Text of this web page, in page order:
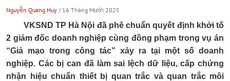
Nguyễn Quang Huy / 16 Tháng Mười 2025
VKSND TP Hà Nội đã phê chuẩn quyết định khởi tố
2 giám đốc doanh nghiệp cùng đồng phạm trong vụ án
“Giả mạo trong công tác” xảy ra tại một số doanh
nghiệp. Các bị can đã làm sai lệch dữ liệu, cấp chứng
nhận hiệu chuẩn thiết bị quan trắc và quan trắc môi